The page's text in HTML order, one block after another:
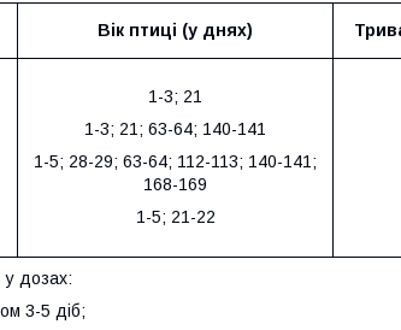
Вік птиці (у днях)
1-3; 21
1-3; 21; 63-64; 140-141
1-5; 28-29; 63-64; 112-113; 140-141;
168-169
1-5; 21-22
у дозах:
3-5 діб;